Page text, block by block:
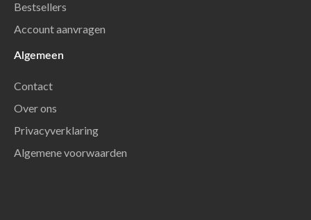
Bestsellers
Account aanvragen
Algemeen
Contact
Over ons
Privacyverklaring
Algemene voorwaarden